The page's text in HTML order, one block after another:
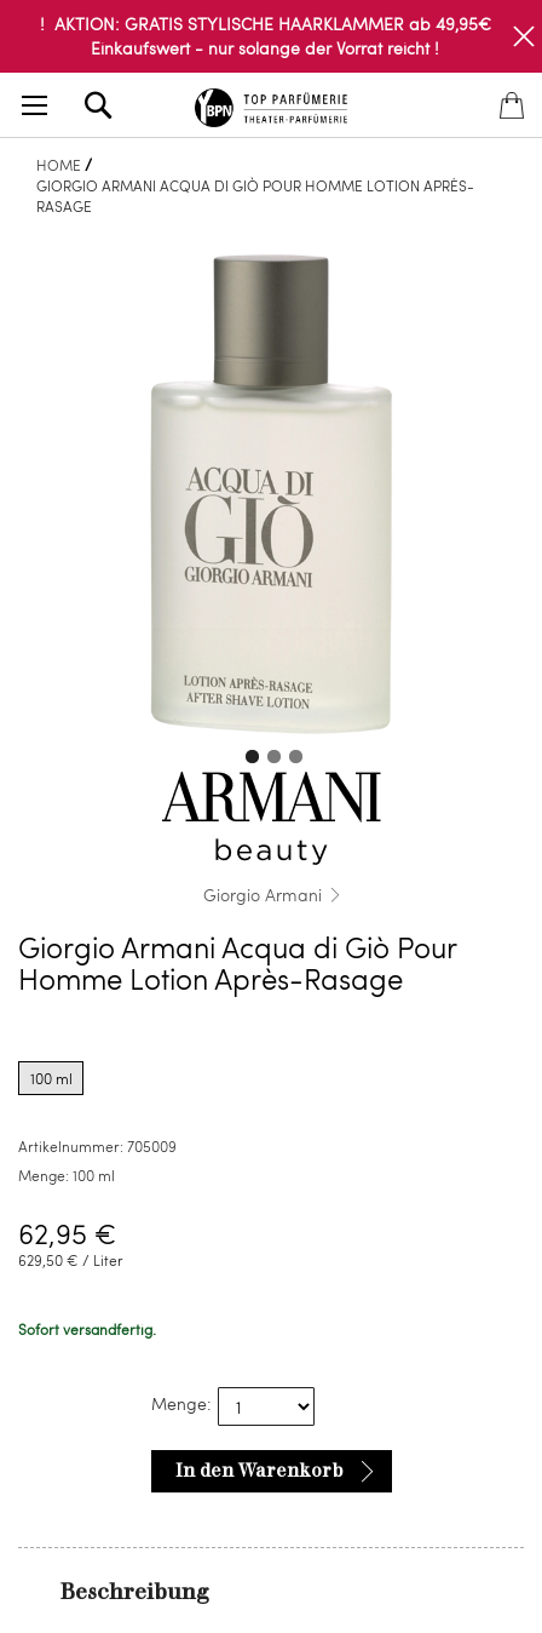
! AKTION: GRATIS STYLISCHE HAARKLAMMER ab 49,95€
Einkaufswert - nur solange der Vorrat reicht !
HOME
GIORGIO ARMANI ACQUA DI GIÒ POUR HOMME LOTION APRÈS-
RASAGE
Giorgio Armani
Giorgio Armani Acqua di Giò Pour
Homme Lotion Après-Rasage
options
for
100 ml
Artikelnummer: 705009
Menge: 100 ml
62,95 €
629,50 € / Liter
Sofort versandfertig.
Menge:
In den Warenkorb
Beschreibung